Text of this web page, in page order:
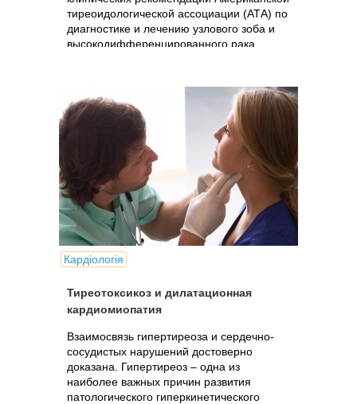
тиреоидологической ассоциации (АТА) по
диагностике и лечению узлового зоба и
высокодифференцированного рака
Кардіологія
Тиреотоксикоз и дилатационная
кардиомиопатия
Взаимосвязь гипертиреоза и сердечно-
сосудистых нарушений достоверно
доказана. Гипертиреоз – одна из
наиболее важных причин развития
патологического гиперкинетического